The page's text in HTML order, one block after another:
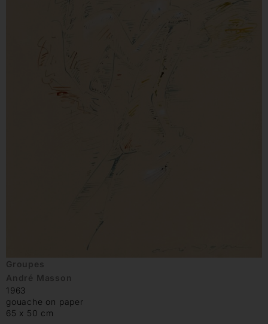
Groupes
André Masson
1963
gouache on paper
65 x 50 cm